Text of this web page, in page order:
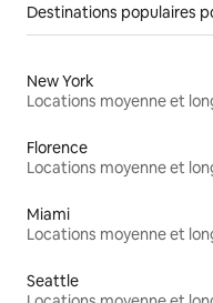
Destinations populaires
New York
Florence
Miami
Seattle